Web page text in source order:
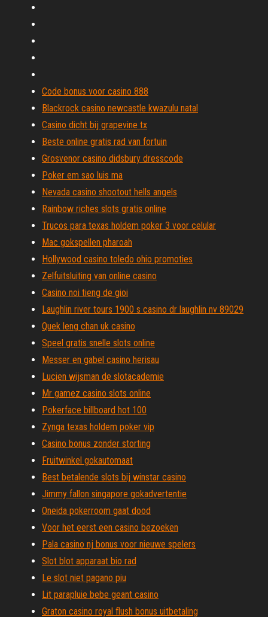
Code bonus voor casino 888
Blackrock casino newcastle kwazulu natal
Casino dicht bij grapevine tx
Beste online gratis rad van fortuin
Grosvenor casino didsbury dresscode
Poker em sao luis ma
Nevada casino shootout hells angels
Rainbow riches slots gratis online
Trucos para texas holdem poker 3 voor celular
Mac gokspellen pharoah
Hollywood casino toledo ohio promoties
Zelfuitsluiting van online casino
Casino noi tieng de gioi
Laughlin river tours 1900 s casino dr laughlin nv 89029
Quek leng chan uk casino
Speel gratis snelle slots online
Messer en gabel casino herisau
Lucien wijsman de slotacademie
Mr gamez casino slots online
Pokerface billboard hot 100
Zynga texas holdem poker vip
Casino bonus zonder storting
Fruitwinkel gokautomaat
Best betalende slots bij winstar casino
Jimmy fallon singapore gokadvertentie
Oneida pokerroom gaat dood
Voor het eerst een casino bezoeken
Pala casino nj bonus voor nieuwe spelers
Slot blot apparaat bio rad
Le slot niet pagano piu
Lit parapluie bebe geant casino
Graton casino royal flush bonus uitbetaling